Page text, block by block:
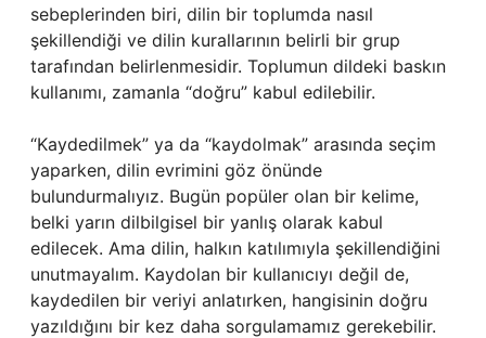
sebeplerinden biri, dilin bir toplumda nasıl
şekillendiği ve dilin kurallarının belirli bir grup
tarafından belirlenmesidir. Toplumun dildeki baskın
kullanımı, zamanla “doğru” kabul edilebilir.
“Kaydedilmek” ya da “kaydolmak” arasında seçim
yaparken, dilin evrimini göz önünde
bulundurmalıyız. Bugün popüler olan bir kelime,
belki yarın dilbilgisel bir yanlış olarak kabul
edilecek. Ama dilin, halkın katılımıyla şekillendiğini
unutmayalım. Kaydolan bir kullanıcıyı değil de,
kaydedilen bir veriyi anlatırken, hangisinin doğru
yazıldığını bir kez daha sorgulamamız gerekebilir.